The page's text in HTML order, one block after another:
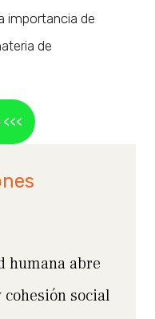
importancia de
de
humana abre
social